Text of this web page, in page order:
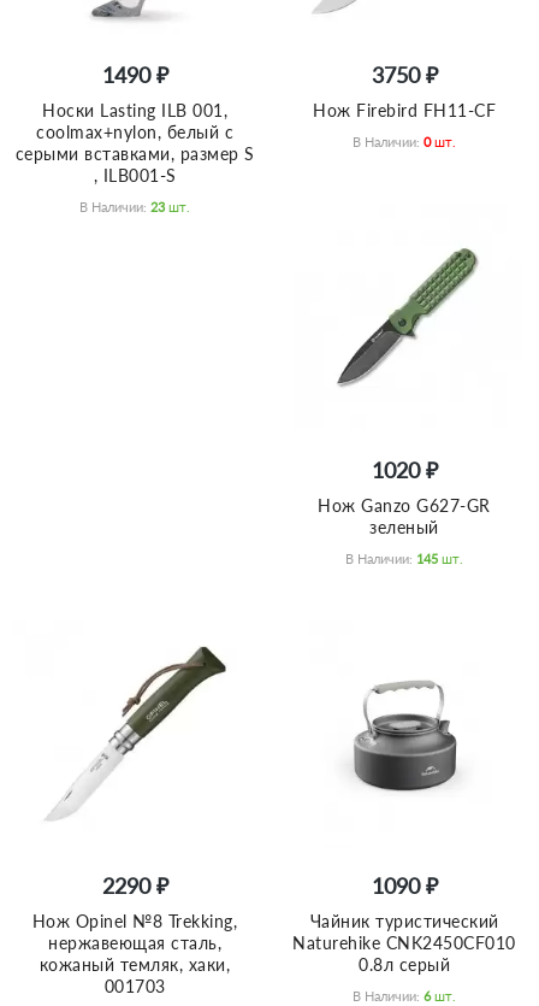
1490 ₽
Носки Lasting ILB 001,
coolmax+nylon, белый с
серыми вставками, размер S
, ILB001-S
В Наличии: 23 Шт.
3750 ₽
Нож Firebird FH11-CF
В Наличии: 0 Шт.
1020 ₽
Нож Ganzo G627-GR
зеленый
В Наличии: 145 Шт.
2290 ₽
Нож Opinel №8 Trekking,
нержавеющая сталь,
кожаный темляк, хаки,
001703
1090 ₽
Чайник туристический
Naturehike CNK2450CF010
0.8л серый
В Наличии: 6 Шт.